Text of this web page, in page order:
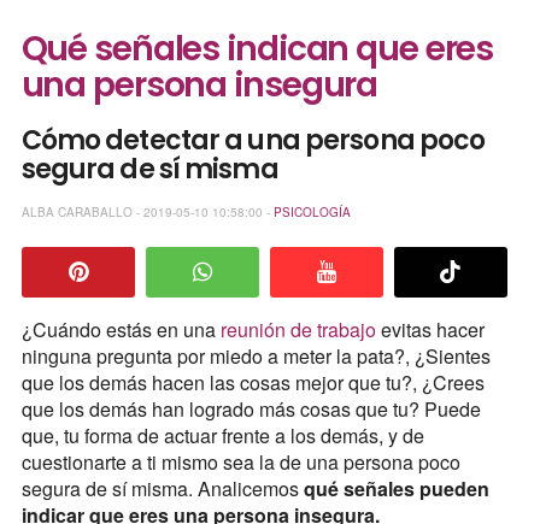
Qué señales indican que eres
una persona insegura
Cómo detectar a una persona poco
segura de sí misma
ALBA CARABALLO - 2019-05-10 10:58:00 - PSICOLOGÍA
¿Cuándo estás en una reunión de trabajoevitas hacer
ninguna pregunta por miedo a meter la pata?, ¿Sientes
que los demás hacen las cosas mejor que tu?, ¿Crees
que los demás han logrado más cosas que tu? Puede
que, tu forma de actuar frente a los demás, y de
cuestionarte a ti mismo sea la de una persona poco
segura de sí misma. Analicemosqué señales pueden
indicar que eres una persona insegura.